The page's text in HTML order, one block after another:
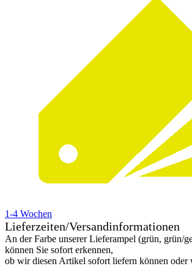
1-4 Wochen
Lieferzeiten/Versandinformationen
An der Farbe unserer Lieferampel (grün, grün/
können Sie sofort erkennen,
ob wir diesen Artikel sofort liefern können oder